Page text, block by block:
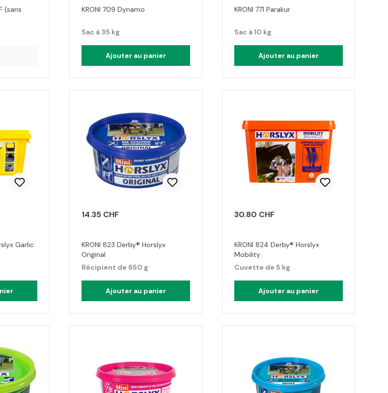
(sans
KRONI 709 Dynamo
Sac à 35 kg
Ajouter au panier
KRONI 771 Parakur
Sac à 10 kg
Ajouter au panier
Garlic
14.35 CHF
KRONI 823 Derby® Horslyx
Original
Récipient de 650 g
Ajouter au panier
30.80 CHF
KRONI 824 Derby® Horslyx
Mobility
Cuvette de 5 kg
Ajouter au panier